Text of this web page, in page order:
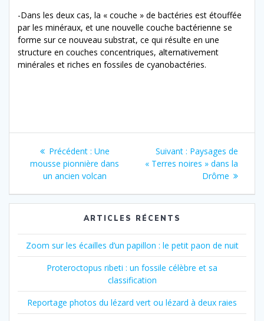
-Dans les deux cas, la « couche » de bactéries est étouffée
par les minéraux, et une nouvelle couche bactérienne se
forme sur ce nouveau substrat, ce qui résulte en une
structure en couches concentriques, alternativement
minérales et riches en fossiles de cyanobactéries.
Navigation
l’article
Précédent : Article
précédent
:
Une
mousse pionnière dans
un ancien volcan
Suivant : Article
suivant
Paysages de
« Terres noires » dans la
Drôme
ARTICLES RÉCENTS
Zoom sur les écailles d’un papillon : le petit paon de nuit
Proteroctopus ribeti : un fossile célèbre et sa
classification
Reportage photos du lézard vert ou lézard à deux raies